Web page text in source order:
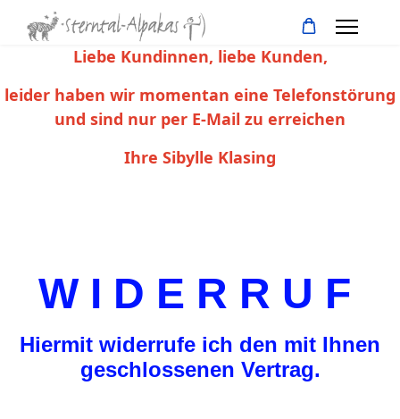
Liebe Kundinnen, liebe Kunden,
leider haben wir momentan eine Telefonstörung
und sind nur per E-Mail zu erreichen
Ihre Sibylle Klasing
W I D E R R U F
Hiermit widerrufe ich den mit Ihnen
geschlossenen Vertrag.